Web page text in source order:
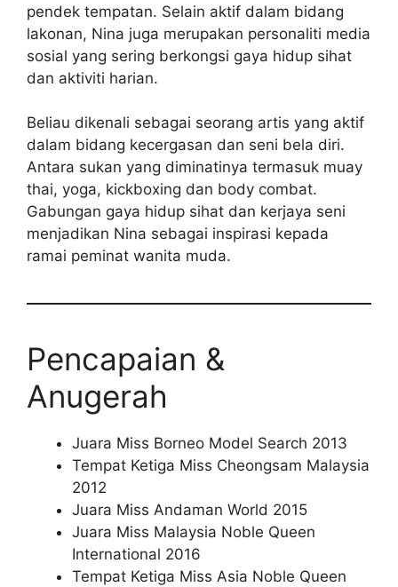
pendek tempatan. Selain aktif dalam bidang
lakonan, Nina juga merupakan personaliti media
sosial yang sering berkongsi gaya hidup sihat
dan aktiviti harian.
Beliau dikenali sebagai seorang artis yang aktif
dalam bidang kecergasan dan seni bela diri.
Antara sukan yang diminatinya termasuk muay
thai, yoga, kickboxing dan body combat.
Gabungan gaya hidup sihat dan kerjaya seni
menjadikan Nina sebagai inspirasi kepada
ramai peminat wanita muda.
Pencapaian &
Anugerah
Juara Miss Borneo Model Search 2013
Tempat Ketiga Miss Cheongsam Malaysia
2012
Juara Miss Andaman World 2015
Juara Miss Malaysia Noble Queen
International 2016
Tempat Ketiga Miss Asia Noble Queen